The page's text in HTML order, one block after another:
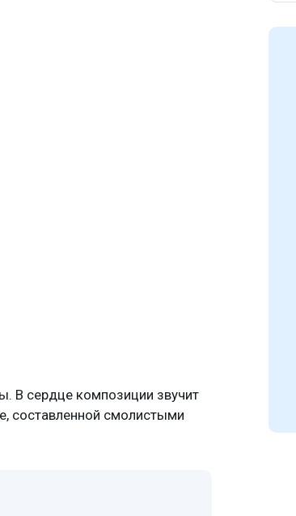
В сердце композиции звучит
составленной смолистыми